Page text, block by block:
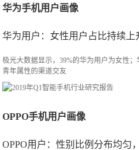
华为手机用户画像
华为用户：女性用户占比持续上
极光大数据显示，39%的华为用户为女性
青年属性的渠道交友
OPPO手机用户画像
OPPO用户：性别比例分布均匀